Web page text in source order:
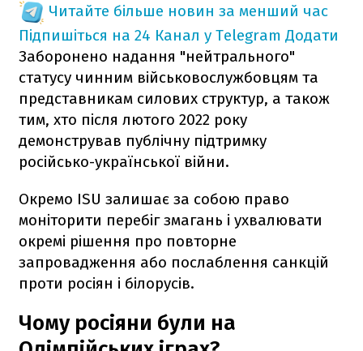
Читайте більше новин за менший час
Підпишіться на 24 Канал у Telegram Додати
Заборонено надання "нейтрального"
статусу чинним військовослужбовцям та
представникам силових структур, а також
тим, хто після лютого 2022 року
демонстрував публічну підтримку
російсько-української війни.
Окремо ISU залишає за собою право
моніторити перебіг змагань і ухвалювати
окремі рішення про повторне
запровадження або послаблення санкцій
проти росіян і білорусів.
Чому росіяни були на